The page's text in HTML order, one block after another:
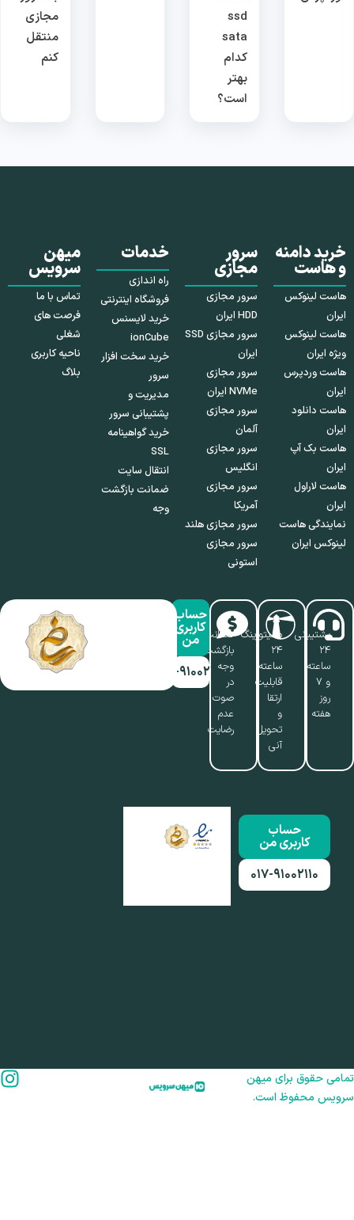
ssd
sata
کدام
بهتر
است؟
مجازی
منتقل
کنم
خرید دامنه
و هاست
هاست لینوکس
ایران
هاست لینوکس
ویژه ایران
هاست وردپرس
ایران
هاست دانلود
ایران
هاست بک آپ
ایران
هاست لاراول
ایران
نمایندگی هاست
لینوکس ایران
سرور
مجازی
سرور مجازی
HDD ایران
سرور مجازی SSD
ایران
سرور مجازی
NVMe ایران
سرور مجازی
آلمان
سرور مجازی
انگلیس
سرور مجازی
آمریکا
سرور مجازی هلند
سرور مجازی
استونی
خدمات
راه اندازی
فروشگاه اینترنتی
خرید لایسنس
ionCube
خرید سخت افزار
سرور
مدیریت و
پشتیبانی سرور
خرید گواهینامه
SSL
انتقال سایت
ضمانت بازگشت
وجه
میهن
سرویس
تماس با ما
فرصت های
شغلی
ناحیه کاربری
بلاگ
پشتیبانی
۲۴
ساعته
و ۷
روز
هفته
مانیتورینگ
۲۴
ساعته،
قابلیت
ارتقا
تحویل
آنی
ضمانت
بازگشت
وجه
در
صوت
عدم
رضایت
حساب
کاربری
من
۰۱۷-۹۱۰۰۲۱۱۰
حساب
کاربری من
۰۱۷-۹۱۰۰۲۱۱۰
حقوق برای میهن
محفوظ است.